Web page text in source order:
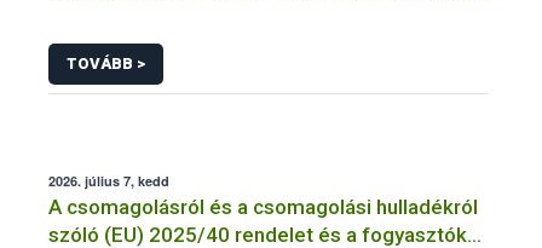
TOVÁBB >
2026. július 7, kedd
A csomagolásról és a csomagolási hulladékról
szóló (EU) 2025/40 rendelet és a fogyasztók